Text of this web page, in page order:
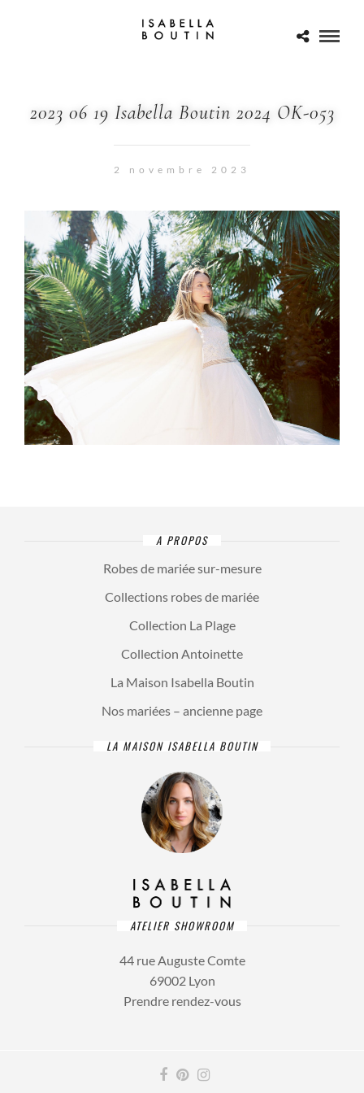
2023 06 19 Isabella Boutin 2024 OK-053
2 novembre 2023
A PROPOS
Robes de mariée sur-mesure
Collections robes de mariée
Collection La Plage
Collection Antoinette
La Maison Isabella Boutin
Nos mariées – ancienne page
LA MAISON ISABELLA BOUTIN
ATELIER SHOWROOM
44 rue Auguste Comte
69002 Lyon
Prendre rendez-vous